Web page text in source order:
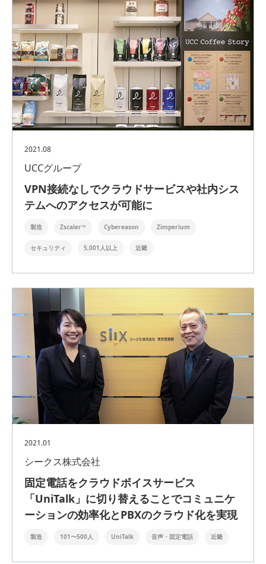
2021.08
UCCグループ
VPN接続なしでクラウドサービスや社内シス
テムへのアクセスが可能に
製造 Zscaler™ Cybereason Zimperium
セキュリティ 5,001人以上 近畿
2021.01
シークス株式会社
固定電話をクラウドボイスサービス
「UniTalk」に切り替えることでコミュニケ
ーションの効率化とPBXのクラウド化を実現
製造 101〜500人 UniTalk 音声・固定電話 近畿